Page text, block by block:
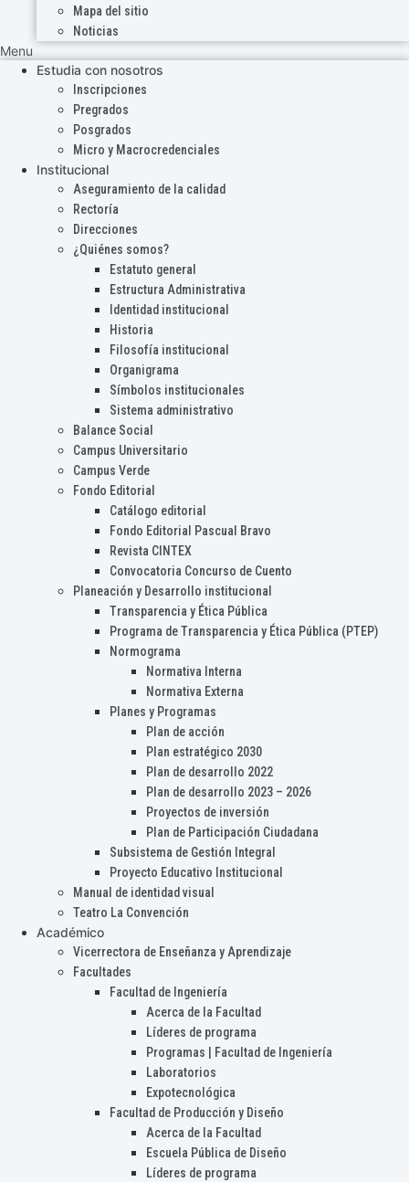
Mapa del sitio
Noticias
Menu
Estudia con nosotros
Inscripciones
Pregrados
Posgrados
Micro y Macrocredenciales
Institucional
Aseguramiento de la calidad
Rectoría
Direcciones
¿Quiénes somos?
Estatuto general
Estructura Administrativa
Identidad institucional
Historia
Filosofía institucional
Organigrama
Símbolos institucionales
Sistema administrativo
Balance Social
Campus Universitario
Campus Verde
Fondo Editorial
Catálogo editorial
Fondo Editorial Pascual Bravo
Revista CINTEX
Convocatoria Concurso de Cuento
Planeación y Desarrollo institucional
Transparencia y Ética Pública
Programa de Transparencia y Ética Pública (PTEP)
Normograma
Normativa Interna
Normativa Externa
Planes y Programas
Plan de acción
Plan estratégico 2030
Plan de desarrollo 2022
Plan de desarrollo 2023 – 2026
Proyectos de inversión
Plan de Participación Ciudadana
Subsistema de Gestión Integral
Proyecto Educativo Institucional
Manual de identidad visual
Teatro La Convención
Académico
Vicerrectora de Enseñanza y Aprendizaje
Facultades
Facultad de Ingeniería
Acerca de la Facultad
Líderes de programa
Programas | Facultad de Ingeniería
Laboratorios
Expotecnológica
Facultad de Producción y Diseño
Acerca de la Facultad
Escuela Pública de Diseño
Líderes de programa